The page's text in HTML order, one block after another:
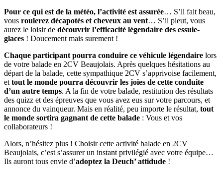
Pour ce qui est de la météo, l’activité est assurée… S’il fait beau,
vous roulerez décapotés et cheveux au vent… S’il pleut, vous
aurez le loisir de découvrir l’efficacité légendaire des essuie-
glaces ! Doucement mais surement !
Chaque participant pourra conduire ce véhicule légendaire lors
de votre balade en 2CV Beaujolais. Après quelques hésitations au
départ de la balade, cette sympathique 2CV s’apprivoise facilement,
et tout le monde pourra découvrir les joies de cette conduite
d’un autre temps. A la fin de votre balade, restitution des résultats
des quizz et des épreuves que vous avez eus sur votre parcours, et
annonce du vainqueur. Mais en réalité, peu importe le résultat, tout
le monde sortira gagnant de cette balade : Vous et vos
collaborateurs !
Alors, n’hésitez plus ! Choisir cette activité balade en 2CV
Beaujolais, c’est s’assurer un instant privilégié avec votre équipe…
Ils auront tous envie d’adoptez la Deuch’ attidude !